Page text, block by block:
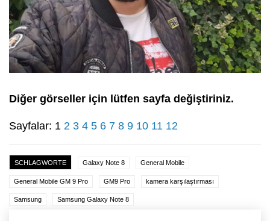
Diğer görseller için lütfen sayfa değiştiriniz.
Sayfalar: 1 2 3 4 5 6 7 8 9 10 11 12
SCHLAGWORTE Galaxy Note 8 General Mobile
General Mobile GM 9 Pro GM9 Pro kamera karşılaştırması
Samsung Samsung Galaxy Note 8